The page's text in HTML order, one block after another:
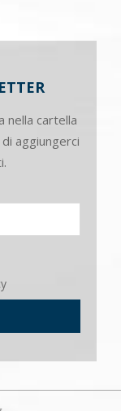
nella cartella
aggiungerci